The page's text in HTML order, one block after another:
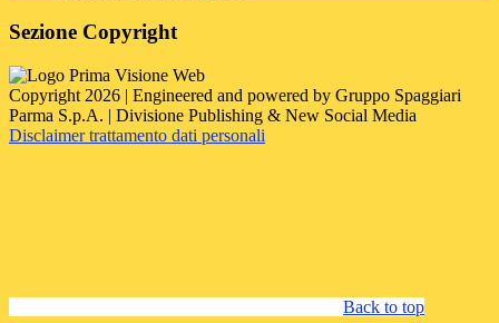
Sezione Copyright
Copyright 2026 | Engineered and powered by Gruppo Spaggiari
Parma S.p.A. | Divisione Publishing & New Social Media
Disclaimer trattamento dati personali
Back to top